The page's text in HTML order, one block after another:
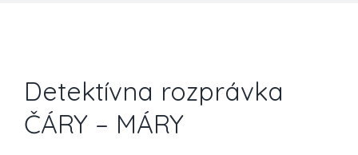
Larger
Image
Detektívna rozprávka
ČÁRY – MÁRY